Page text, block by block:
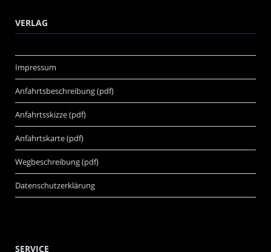
VERLAG
Impressum
Anfahrtsbeschreibung (pdf)
Anfahrtsskizze (pdf)
Anfahrtskarte (pdf)
Wegbeschreibung (pdf)
Datenschutzerklärung
SERVICE